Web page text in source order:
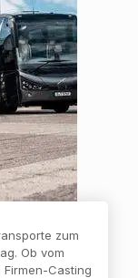
zum
Ob vom
Casting